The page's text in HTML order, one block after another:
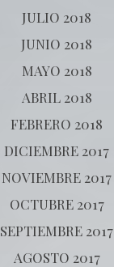
JULIO 2018
JUNIO 2018
MAYO 2018
ABRIL 2018
FEBRERO 2018
DICIEMBRE 2017
NOVIEMBRE 2017
OCTUBRE 2017
SEPTIEMBRE 2017
AGOSTO 2017